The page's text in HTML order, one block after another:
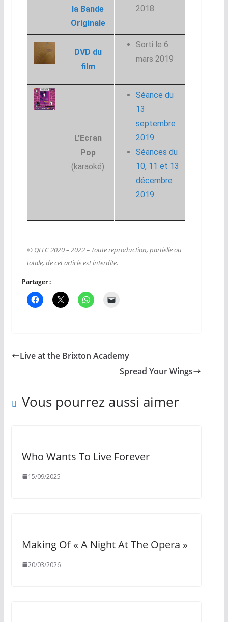
la Bande
Originale
2018
DVD du
film
Sorti le 6
mars 2019
L’Ecran
Pop
(karaoké)
Séance du
13
septembre
2019
Séances du
10, 11 et 13
décembre
2019
© QFFC 2020 – 2022 – Toute reproduction, partielle ou
totale, de cet article est interdite.
Partager :
Live at the Brixton Academy
Spread Your Wings
Vous pourrez aussi aimer
Who Wants To Live Forever
15/09/2025
Making Of « A Night At The Opera »
20/03/2026